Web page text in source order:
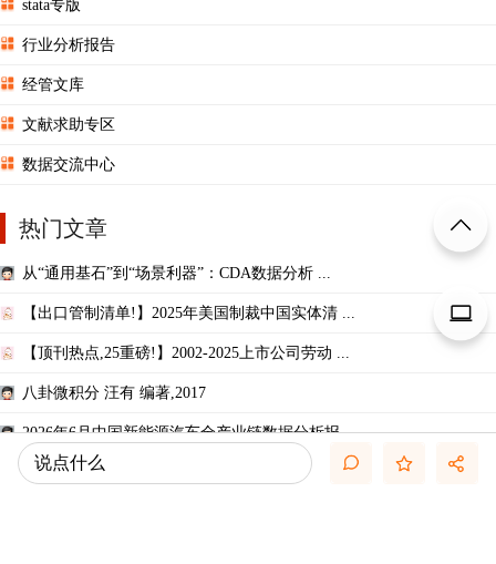
stata专版
行业分析报告
经管文库
文献求助专区
数据交流中心
热门文章
从“通用基石”到“场景利器”：CDA数据分析 ...
【出口管制清单!】2025年美国制裁中国实体清 ...
【顶刊热点,25重磅!】2002-2025上市公司劳动 ...
八卦微积分 汪有 编著,2017
2026年6月中国新能源汽车全产业链数据分析报 ...
智慧的疆界：从图灵机到人工智能（第2版）
说点什么